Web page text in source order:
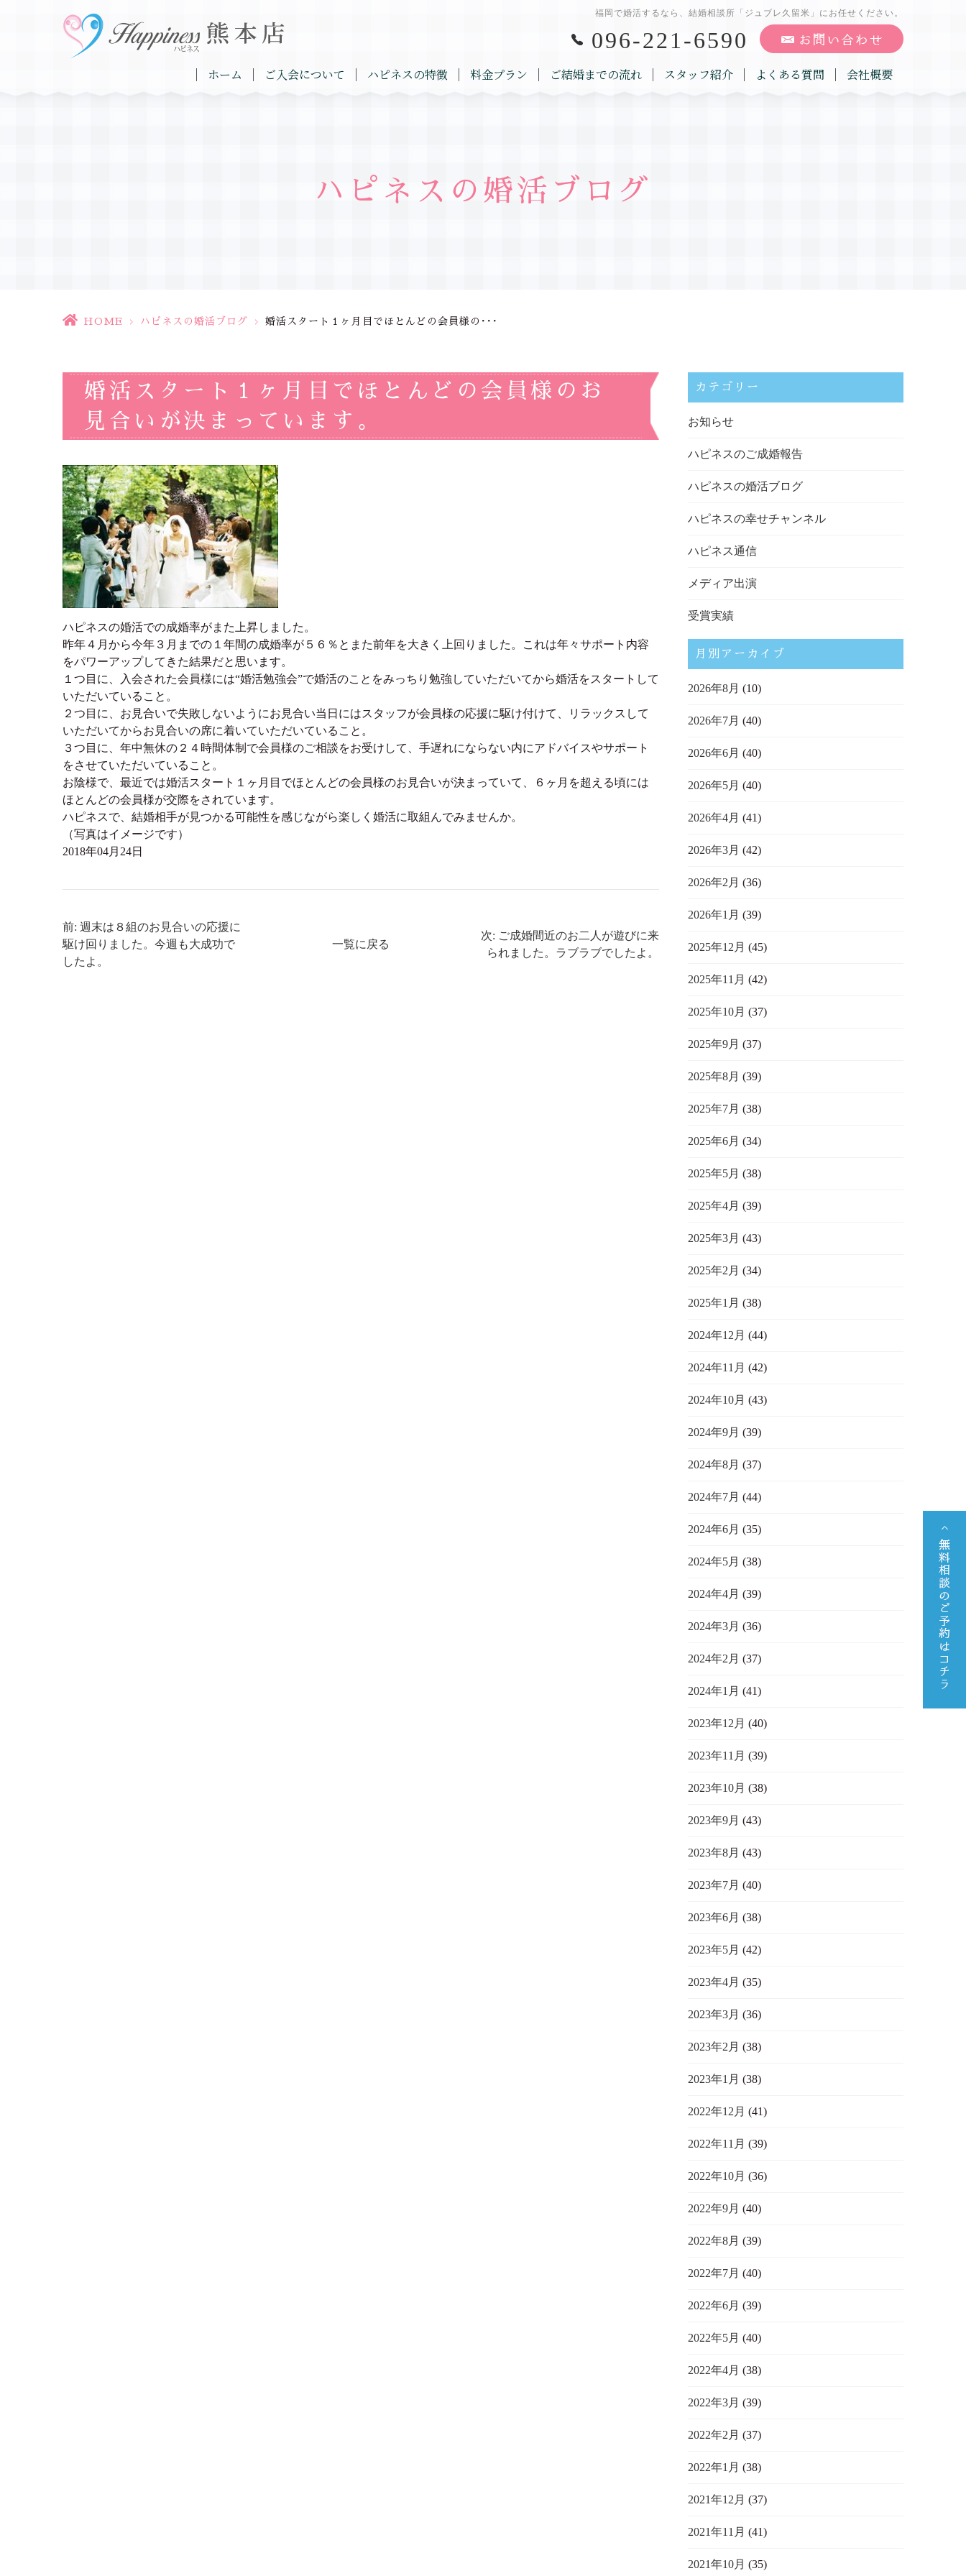
福岡で婚活するなら、結婚相談所「ジュブレ久留米」にお任せください。
096-221-6590
ホーム ご入会について ハピネスの特徴 料金プラン ご結婚までの流れ スタッフ紹介 よくある質問 会社概要
ハピネスの婚活ブログ
HOME > ハピネスの婚活ブログ > 婚活スタート１ヶ月目でほとんどの会員様の･･･
婚活スタート１ヶ月目でほとんどの会員様のお
見合いが決まっています。
ハピネスの婚活での成婚率がまた上昇しました。
昨年４月から今年３月までの１年間の成婚率が５６％とまた前年を大きく上回りました。これは年々サポート内容
をパワーアップしてきた結果だと思います。
１つ目に、入会された会員様には“婚活勉強会”で婚活のことをみっちり勉強していただいてから婚活をスタートして
いただいていること。
２つ目に、お見合いで失敗しないようにお見合い当日にはスタッフが会員様の応援に駆け付けて、リラックスして
いただいてからお見合いの席に着いていただいていること。
３つ目に、年中無休の２４時間体制で会員様のご相談をお受けして、手遅れにならない内にアドバイスやサポート
をさせていただいていること。
お陰様で、最近では婚活スタート１ヶ月目でほとんどの会員様のお見合いが決まっていて、６ヶ月を超える頃には
ほとんどの会員様が交際をされています。
ハピネスで、結婚相手が見つかる可能性を感じながら楽しく婚活に取組んでみませんか。
（写真はイメージです）
2018年04月24日
前: 週末は８組のお見合いの応援に
駆け回りました。今週も大成功で
したよ。
一覧に戻る
次: ご成婚間近のお二人が遊びに来
られました。ラブラブでしたよ。
カテゴリー
お知らせ
ハピネスのご成婚報告
ハピネスの婚活ブログ
ハピネスの幸せチャンネル
ハピネス通信
メディア出演
受賞実績
月別アーカイブ
2026年8月 (10)
2026年7月 (40)
2026年6月 (40)
2026年5月 (40)
2026年4月 (41)
2026年3月 (42)
2026年2月 (36)
2026年1月 (39)
2025年12月 (45)
2025年11月 (42)
2025年10月 (37)
2025年9月 (37)
2025年8月 (39)
2025年7月 (38)
2025年6月 (34)
2025年5月 (38)
2025年4月 (39)
2025年3月 (43)
2025年2月 (34)
2025年1月 (38)
2024年12月 (44)
2024年11月 (42)
2024年10月 (43)
2024年9月 (39)
2024年8月 (37)
2024年7月 (44)
2024年6月 (35)
2024年5月 (38)
2024年4月 (39)
2024年3月 (36)
2024年2月 (37)
2024年1月 (41)
2023年12月 (40)
2023年11月 (39)
2023年10月 (38)
2023年9月 (43)
2023年8月 (43)
2023年7月 (40)
2023年6月 (38)
2023年5月 (42)
2023年4月 (35)
2023年3月 (36)
2023年2月 (38)
2023年1月 (38)
2022年12月 (41)
2022年11月 (39)
2022年10月 (36)
2022年9月 (40)
2022年8月 (39)
2022年7月 (40)
2022年6月 (39)
2022年5月 (40)
2022年4月 (38)
2022年3月 (39)
2022年2月 (37)
2022年1月 (38)
2021年12月 (37)
2021年11月 (41)
2021年10月 (35)